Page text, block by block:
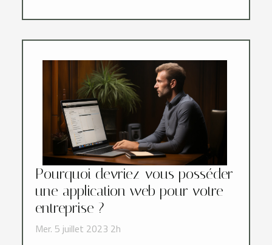
Pourquoi devriez-vous posséder
une application web pour votre
entreprise ?
Mer. 5 juillet 2023 2h